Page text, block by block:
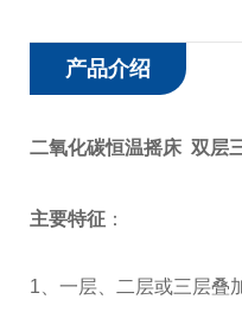
产品介绍
二氧化碳恒温摇床 双层
主要特征 ：
1、一层、二层或三层叠